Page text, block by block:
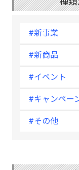
#新事業
#新商品
#イベント
#キャンペー
#その他